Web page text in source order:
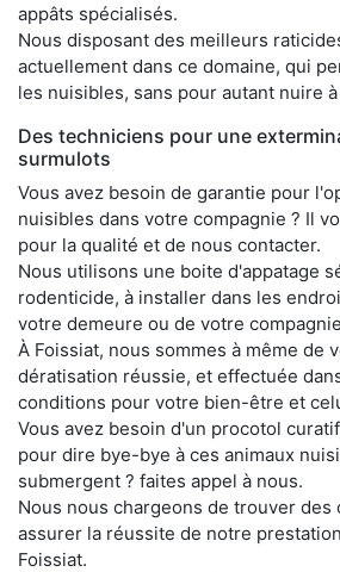
appâts spécialisés.
Nous disposant des meilleurs
actuellement dans ce domaine, qui
les nuisibles, sans pour autant nuire
Des techniciens pour une
surmulots
Vous avez besoin de garantie pour
nuisibles dans votre compagnie ? Il
pour la qualité et de nous contacter.
Nous utilisons une boite d'appatage
rodenticide, à installer dans les
votre demeure ou de votre
À Foissiat, nous sommes à même de
dératisation réussie, et effectuée
conditions pour votre bien-être et
Vous avez besoin d'un procotol
pour dire bye-bye à ces animaux
submergent ? faites appel à nous.
Nous nous chargeons de trouver
assurer la réussite de notre
Foissiat.